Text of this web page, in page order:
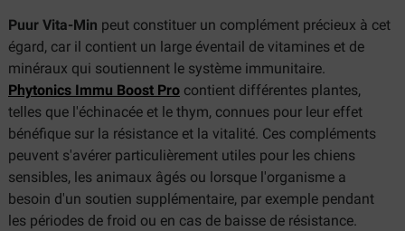
Puur Vita-Min peut constituer un complément précieux à cet
égard, car il contient un large éventail de vitamines et de
minéraux qui soutiennent le système immunitaire.
Phytonics Immu Boost Pro contient différentes plantes,
telles que l'échinacée et le thym, connues pour leur effet
bénéfique sur la résistance et la vitalité. Ces compléments
peuvent s'avérer particulièrement utiles pour les chiens
sensibles, les animaux âgés ou lorsque l'organisme a
besoin d'un soutien supplémentaire, par exemple pendant
les périodes de froid ou en cas de baisse de résistance.